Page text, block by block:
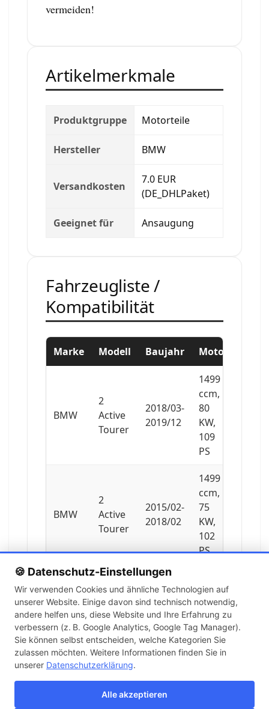
🍪 Datenschutz-Einstellungen
Wir verwenden Cookies und ähnliche Technologien auf
unserer Website. Einige davon sind technisch notwendig,
andere helfen uns, diese Website und Ihre Erfahrung zu
verbessern (z. B. Google Analytics, Google Tag Manager).
Sie können selbst entscheiden, welche Kategorien Sie
zulassen möchten. Weitere Informationen finden Sie in
unserer Datenschutzerklärung.
Alle akzeptieren
vermeiden!
Artikelmerkmale
Produktgruppe Motorteile
Hersteller BMW
Versandkosten
7.0 EUR
(DE_DHLPaket)
Geeignet für Ansaugung
Fahrzeugliste /
Kompatibilität
Marke Modell Baujahr Motor
BMW
2
Active
Tourer
2018/03-
2019/12
1499
ccm,
80
KW,
109
PS
BMW
2
Active
Tourer
2015/02-
2018/02
1499
ccm,
75
KW,
102
PS
BMW
2
Active
Tourer
2018/03-
2019/12
ccm,
103
KW,
140
PS
2